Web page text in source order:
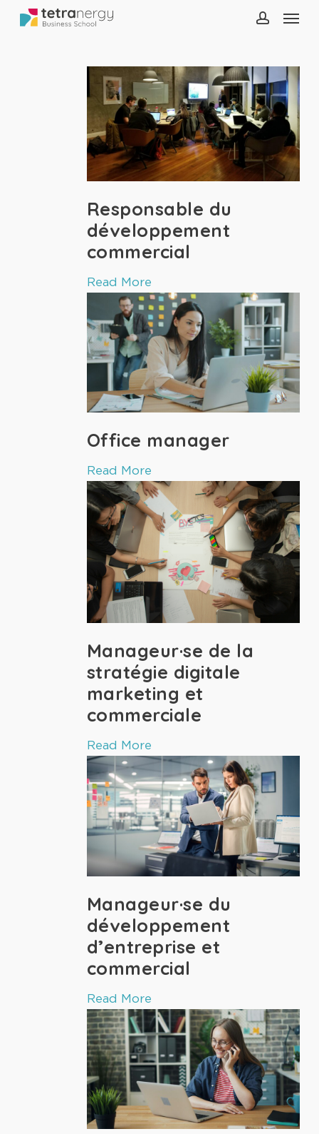
Skip
Responsable du
développement
commercial
Read More
Office manager
Read More
Manageur·se de la
stratégie digitale
marketing et
commerciale
Read More
Manageur·se du
développement
d’entreprise et
commercial
Read More